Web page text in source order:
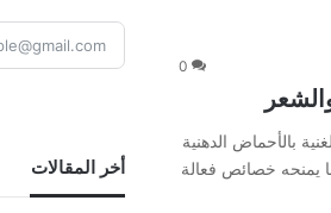
0
بالأحماض الدهنية
يمنحه خصائص فعالة
أخر المقالات